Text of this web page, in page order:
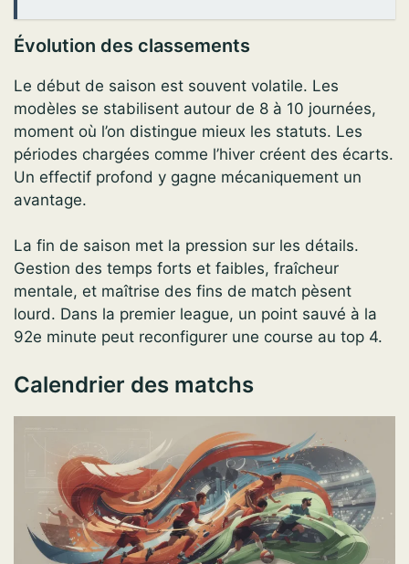
Évolution des classements
Le début de saison est souvent volatile. Les
modèles se stabilisent autour de 8 à 10 journées,
moment où l’on distingue mieux les statuts. Les
périodes chargées comme l’hiver créent des écarts.
Un effectif profond y gagne mécaniquement un
avantage.
La fin de saison met la pression sur les détails.
Gestion des temps forts et faibles, fraîcheur
mentale, et maîtrise des fins de match pèsent
lourd. Dans la premier league, un point sauvé à la
92e minute peut reconfigurer une course au top 4.
Calendrier des matchs